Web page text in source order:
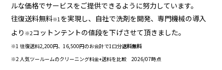
ルな価格でサービスをご提供できるように努力しています。
往復送料無料※1を実現し、自社で洗剤を開発、専門機械の導入
より ※2コットンテントの値段を下げさせて頂きました。
※1 往復送料2,200円、16,500円のお会計で1口分送料無料
※2 人気ツールームのクリーニング料金+送料を比較 2026/07時点